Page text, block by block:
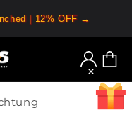
| 12% OFF →
Anmelden